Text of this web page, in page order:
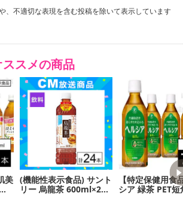
たうえでお申し込みください。
の原料原産地表示制度]の経過措置期間の終
に記載の原産国・原材料の表記が旧表記の場
だいた上でお申込みください。なお、本理由
ャンセル・返品交換は対応いたしかねます。
含まれております。
PAY、au PAY（auかんたん決済）、ソフトバ
楽天ペイ、メルペイ、AEON Pay、Amazon
、不適切な表現を含む投稿を除いて表示しています
ススメの商品
美 (機能性表示食品) サント
リー 烏龍茶 600ml×24
【特定保健用食
シア 緑茶 PET